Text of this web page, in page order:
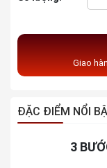
Giao
ĐẶC ĐIỂM NỔI
3